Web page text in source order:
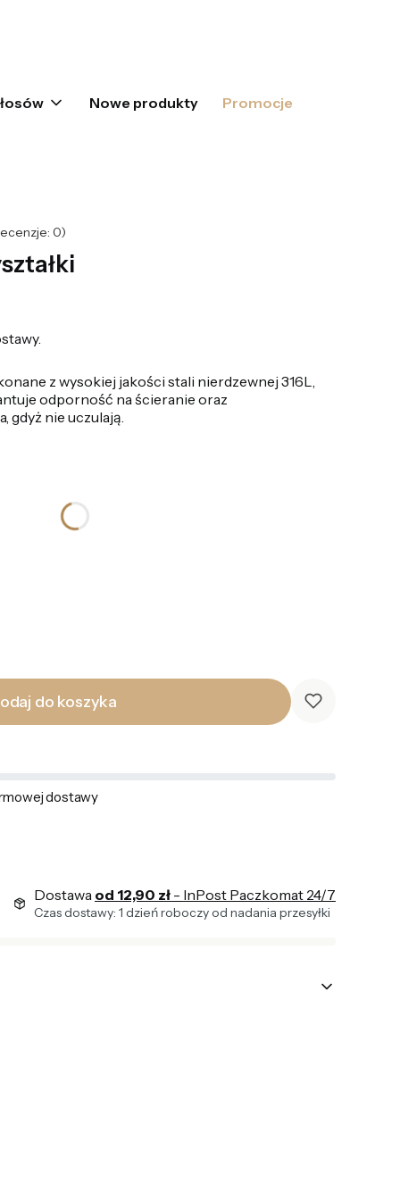
Nowe produkty Promocje
0)
z wysokiej jakości stali nierdzewnej 316L,
odporność na ścieranie oraz
gdyż nie uczulają.
do koszyka
dostawy
Dostawa od 12,90 zł - InPost Paczkomat 24/7
Czas dostawy: 1 dzień roboczy od nadania przesyłki